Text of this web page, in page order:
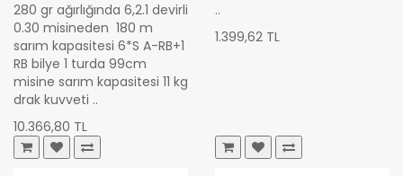
280 gr ağırlığında 6,2.1 devirli
0.30 misineden 180 m
sarım kapasitesi 6*S A-RB+1
RB bilye 1 turda 99cm
misine sarım kapasitesi 11 kg
drak kuvveti ..
10.366,80 TL
..
1.399,62 TL